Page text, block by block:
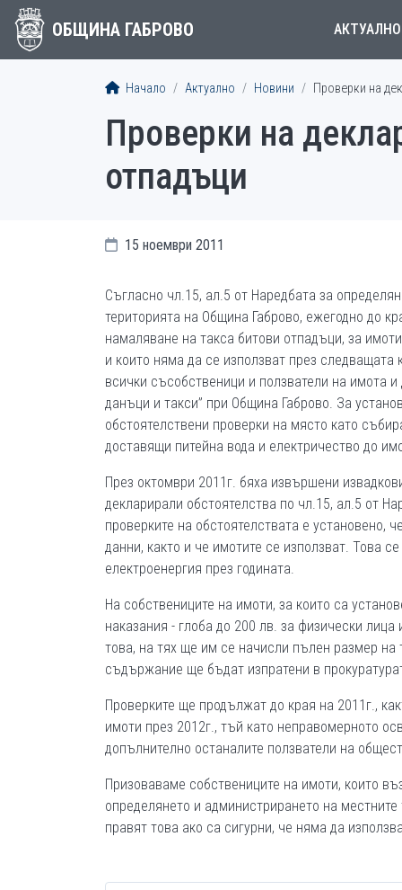
ОБЩИНА ГАБРОВО АКТУАЛНО
Начало Актуално Новини Проверки на
Проверки на
отпадъци
15 ноември 2011
Съгласно чл.15, ал.5 от Наредбата за
територията на Община Габрово, ежегодно до
намаляване на такса битови отпадъци, за
и които няма да се използват през следващата
всички съсобственици и ползватели на имота
данъци и такси” при Община Габрово. За
обстоятелствени проверки на място като
доставящи питейна вода и електричество до
През октомври 2011г. бяха извършени
декларирали обстоятелства по чл.15, ал.5 от
проверките на обстоятелствата е установено,
данни, както и че имотите се използват. Това
електроенергия през годината.
На собствениците на имоти, за които са
наказания - глоба до 200 лв. за физически
това, на тях ще им се начисли пълен размер на
съдържание ще бъдат изпратени в
Проверките ще продължат до края на 2011г.,
имоти през 2012г., тъй като неправомерното
допълнително останалите ползватели на
Призоваваме собствениците на имоти, които
определянето и администрирането на
правят това ако са сигурни, че няма да